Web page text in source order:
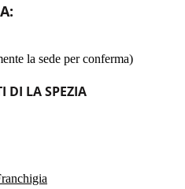
:
la sede per conferma)
DI LA SPEZIA